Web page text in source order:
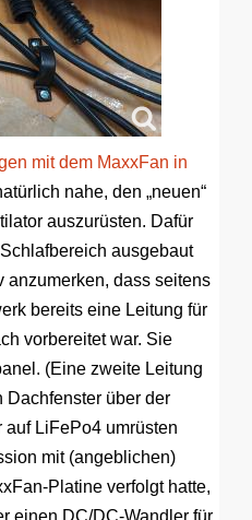
mit dem MaxxFan in
nahe, den „neuen“
auszurüsten. Dafür
ausgebaut
anzumerken, dass seitens
bereits eine Leitung für
vorbereitet war. Sie
(Eine zweite Leitung
Dachfenster über der
auf LiFePo4 umrüsten
mit (angeblichen)
Platine verfolgt hatte,
einen DC/DC-Wandler für